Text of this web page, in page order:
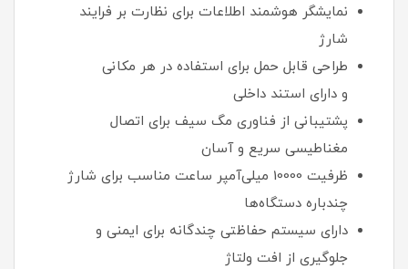
نمایشگر هوشمند اطلاعات برای نظارت بر فرایند
شارژ
طراحی قابل حمل برای استفاده در هر مکانی
و دارای استند داخلی
پشتیبانی از فناوری مگ سیف برای اتصال
مغناطیسی سریع و آسان
ظرفیت 10000 میلی‌آمپر ساعت مناسب برای شارژ
چندباره دستگاه‌ها
دارای سیستم حفاظتی چندگانه برای ایمنی و
جلوگیری از افت ولتاژ